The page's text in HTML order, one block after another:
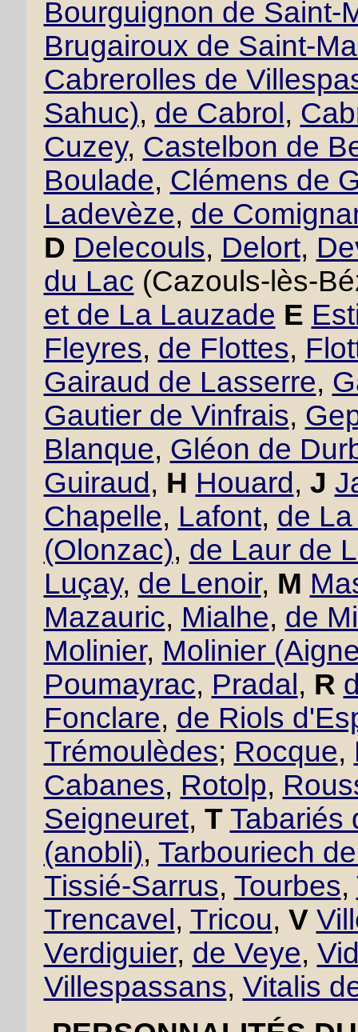
Bourguignon de Saint-
Brugairoux de Saint-
Cabrerolles de
Sahuc), de Cabrol ,
Cuzey, Castelbon de
Boulade, Clémens de
Ladevèze, de
D Delecouls, Delort,
du Lac (Cazouls-lès-
et de La Lauzade E
Fleyres, de Flottes,
Gairaud de Lasserre,
Gautier de Vinfrais,
Blanque, Gléon de
Guiraud , H Houard , J
Chapelle, Lafont, de
(Olonzac), de Laur de
Luçay, de Lenoir, M
Mazauric, Mialhe, de
Molinier, Molinier
Poumayrac, Pradal , R
Fonclare, de Riols
Trémoulèdes; Rocque,
Cabanes, Rotolp,
Seigneuret, T Tabariés
(anobli), Tarbouriech
Tissié-Sarrus, Tourbes,
Trencavel , Tricou, V
Verdiguier, de Veye,
Villespassans, Vitalis